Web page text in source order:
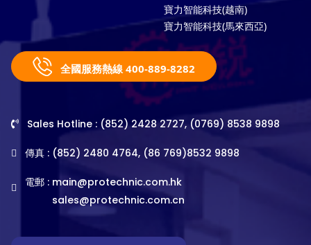
寶力智能科技(越南)
寶力智能科技(馬來西亞)
全國服務熱線 400-889-8282
Sales Hotline : (852) 2428 2727, (0769) 8538 9898
傳真 : (852) 2480 4764, (86 769)8532 9898
電郵 : main@protechnic.com.hk
sales@protechnic.com.cn